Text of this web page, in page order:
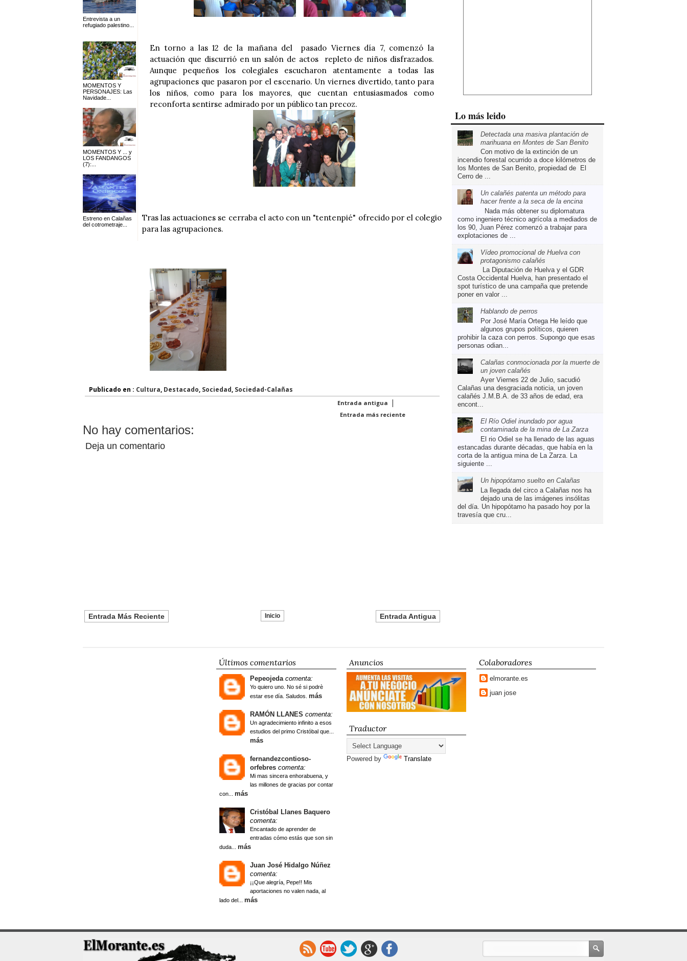
Entrevista a un
refugiado palestino...
MOMENTOS Y
PERSONAJES: Las
Navidade...
MOMENTOS Y ... y
LOS FANDANGOS
(7):...
Estreno en Calañas
del cotrometraje...
En torno a las 12 de la mañana del pasado Viernes día 7, comenzó la
actuación que discurrió en un salón de actos repleto de niños disfrazados.
Aunque pequeños los colegiales escucharon atentamente a todas las
agrupaciones que pasaron por el escenario. Un viernes divertido, tanto para
los niños, como para los mayores, que cuentan entusiasmados como
reconforta sentirse admirado por un público tan precoz.
Tras las actuaciones se cerraba el acto con un "tentenpié" ofrecido por el colegio
para las agrupaciones.
Publicado en : Cultura, Destacado, Sociedad, Sociedad-Calañas
Entrada antigua |
Entrada más reciente
No hay comentarios:
Deja un comentario
Entrada Más Reciente Entrada Antigua
Inicio
Lo más leido
Detectada una masiva plantación de
marihuana en Montes de San Benito
Con motivo de la extinción de un
incendio forestal ocurrido a doce kilómetros de
los Montes de San Benito, propiedad de El
Cerro de ...
Un calañés patenta un método para
hacer frente a la seca de la encina
Nada más obtener su diplomatura
como ingeniero técnico agrícola a mediados de
los 90, Juan Pérez comenzó a trabajar para
explotaciones de ...
Vídeo promocional de Huelva con
protagonismo calañés
La Diputación de Huelva y el GDR
Costa Occidental Huelva, han presentado el
spot turístico de una campaña que pretende
poner en valor ...
Hablando de perros
Por José María Ortega He leído que
algunos grupos políticos, quieren
prohibir la caza con perros. Supongo que esas
personas odian...
Calañas conmocionada por la muerte de
un joven calañés
Ayer Viernes 22 de Julio, sacudió
Calañas una desgraciada noticia, un joven
calañés J.M.B.A. de 33 años de edad, era
encont...
El Río Odiel inundado por agua
contaminada de la mina de La Zarza
El rio Odiel se ha llenado de las aguas
estancadas durante décadas, que había en la
corta de la antigua mina de La Zarza. La
siguiente ...
Un hipopótamo suelto en Calañas
La llegada del circo a Calañas nos ha
dejado una de las imágenes insólitas
del día. Un hipopótamo ha pasado hoy por la
travesía que cru...
Últimos comentarios
Pepeojeda comenta:
Yo quiero uno. No sé si podrè
estar ese día. Saludos. más
RAMÓN LLANES comenta:
Un agradecimiento infinito a esos
estudios del primo Cristóbal que...
más
fernandezcontioso-
orfebres comenta:
Mi mas sincera enhorabuena, y
las millones de gracias por contar
con... más
Cristóbal Llanes Baquero
comenta:
Encantado de aprender de
entradas cómo estás que son sin
duda... más
Juan José Hidalgo Núñez
comenta:
¡¡Que alegría, Pepe!! Mis
aportaciones no valen nada, al
lado del... más
Anuncios
Traductor
Powered by Translate
Colaboradores
elmorante.es
juan jose